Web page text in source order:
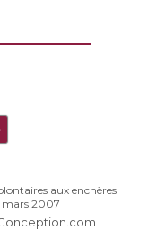
aux enchères
mars 2007